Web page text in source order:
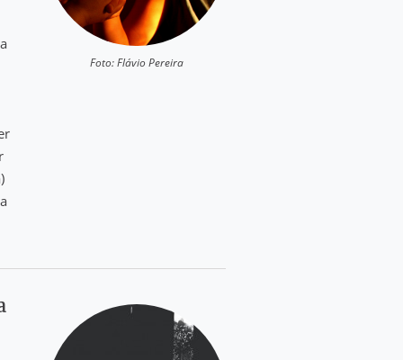
Foto: Flávio Pereira